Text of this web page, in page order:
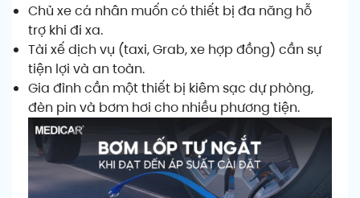
Chủ xe cá nhân muốn có thiết bị đa năng hỗ
trợ khi đi xa.
Tài xế dịch vụ (taxi, Grab, xe hợp đồng) cần sự
tiện lợi và an toàn.
Gia đình cần một thiết bị kiêm sạc dự phòng,
đèn pin và bơm hơi cho nhiều phương tiện.